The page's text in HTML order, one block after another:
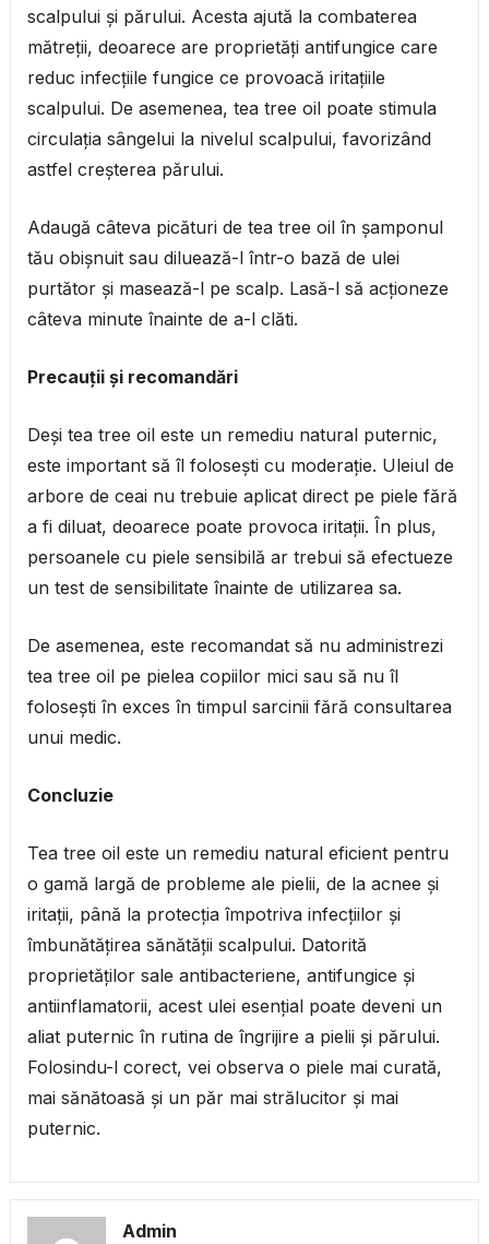
scalpului și părului. Acesta ajută la combaterea
mătreții, deoarece are proprietăți antifungice care
reduc infecțiile fungice ce provoacă iritațiile
scalpului. De asemenea, tea tree oil poate stimula
circulația sângelui la nivelul scalpului, favorizând
astfel creșterea părului.
Adaugă câteva picături de tea tree oil în șamponul
tău obișnuit sau diluează-l într-o bază de ulei
purtător și masează-l pe scalp. Lasă-l să acționeze
câteva minute înainte de a-l clăti.
Precauții și recomandări
Deși tea tree oil este un remediu natural puternic,
este important să îl folosești cu moderație. Uleiul de
arbore de ceai nu trebuie aplicat direct pe piele fără
a fi diluat, deoarece poate provoca iritații. În plus,
persoanele cu piele sensibilă ar trebui să efectueze
un test de sensibilitate înainte de utilizarea sa.
De asemenea, este recomandat să nu administrezi
tea tree oil pe pielea copiilor mici sau să nu îl
folosești în exces în timpul sarcinii fără consultarea
unui medic.
Concluzie
Tea tree oil este un remediu natural eficient pentru
o gamă largă de probleme ale pielii, de la acnee și
iritații, până la protecția împotriva infecțiilor și
îmbunătățirea sănătății scalpului. Datorită
proprietăților sale antibacteriene, antifungice și
antiinflamatorii, acest ulei esențial poate deveni un
aliat puternic în rutina de îngrijire a pielii și părului.
Folosindu-l corect, vei observa o piele mai curată,
mai sănătoasă și un păr mai strălucitor și mai
puternic.
Admin